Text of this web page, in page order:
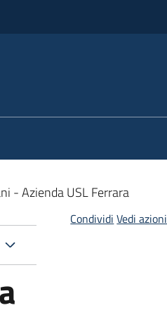
- Azienda USL Ferrara
Condividi Vedi azioni